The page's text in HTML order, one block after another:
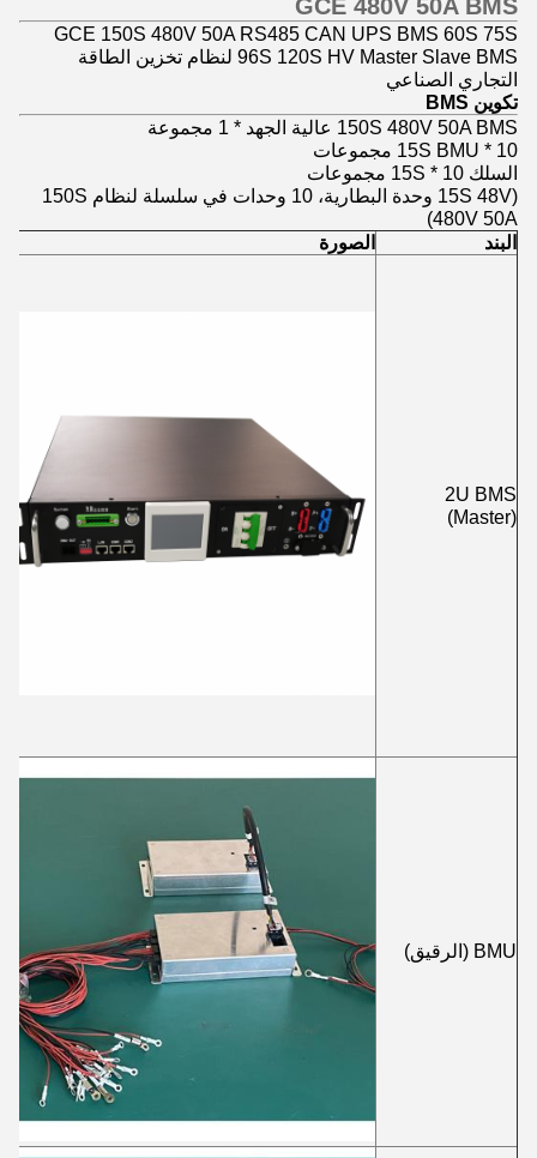
GCE 480V 50A BMS
GCE 150S 480V 50A RS485 CAN UPS BMS 60S 75S
96S 120S HV Master Slave BMS لنظام تخزين الطاقة
التجاري الصناعي
تكوين BMS
150S 480V 50A BMS عالية الجهد * 1 مجموعة
15S BMU * 10 مجموعات
السلك 15S * 10 مجموعات
(15S 48V وحدة البطارية، 10 وحدات في سلسلة لنظام 150S
480V 50A)
البند
الصورة
2U BMS
(Master)
BMU (الرقيق)